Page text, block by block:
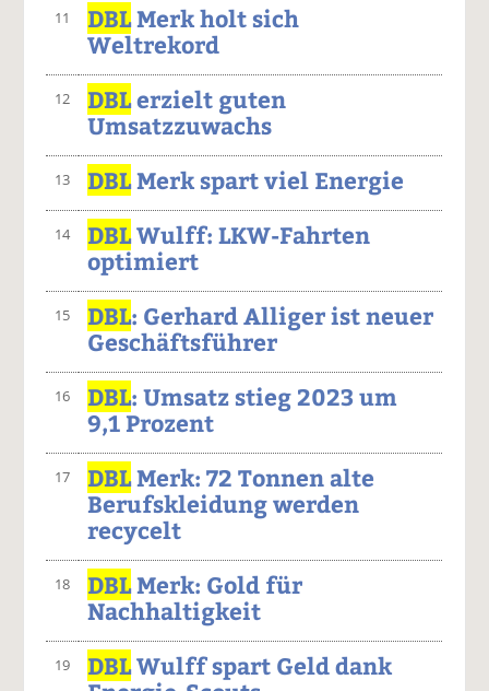
11 DBLMerk holt sich
Weltrekord
12 DBLerzielt guten
Umsatzzuwachs
13 DBLMerk spart viel Energie
14 DBLWulff: LKW-Fahrten
optimiert
15 DBL: Gerhard Alliger ist neuer
Geschäftsführer
16 DBL: Umsatz stieg 2023 um
9,1 Prozent
17 DBLMerk: 72 Tonnen alte
Berufskleidung werden
recycelt
18 DBLMerk: Gold für
Nachhaltigkeit
19 DBLWulff spart Geld dank